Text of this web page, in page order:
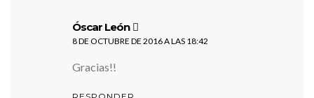
Óscar León
8 DE OCTUBRE DE 2016 A LAS 18:42
Gracias!!